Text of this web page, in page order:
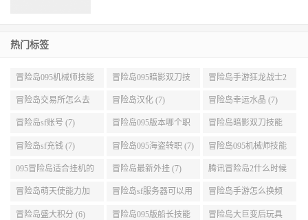
热门标签
冒险岛095机械师技能
展示 (9)
冒险岛095暗影双刀技
能加点 (9)
冒险岛手游狂龙战士2
转 (9)
冒险岛交易所怎么去
(8)
冒险岛汉化 (7) 冒险岛幸运水晶 (7)
冒险岛sf账号 (7) 冒险岛095版本哪个职
业段数高些 (7)
冒险岛暗影双刀技能
加点095版本 (7)
冒险岛sf充钱 (7) 冒险岛095海盗转职 (7) 冒险岛095机械师技能
演示 (7)
095冒险岛适合挂机的
地图 (7)
冒险岛最新外挂 (7) 腾讯冒险岛2什么时候
公测 (7)
冒险岛萌天使能力加
点 (6)
冒险岛sf服务器可以用
自己电脑 (6)
冒险岛手游怎么换频
道 (6)
冒险岛盛大积分 (6) 冒险岛095版船长技能 冒险岛大巨变后玩具